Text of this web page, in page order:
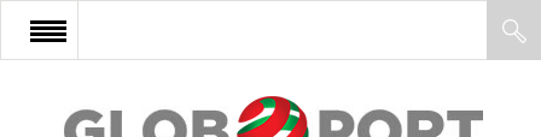
FŐOLDAL